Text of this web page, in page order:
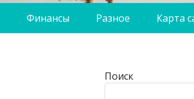
Финансы Разное Карта
Поиск